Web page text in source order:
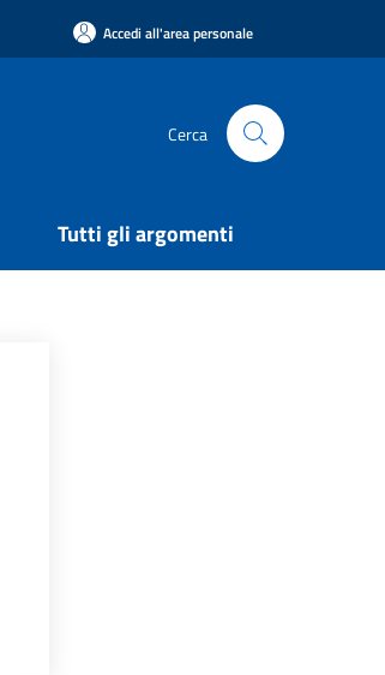
Accedi all'area personale
Cerca
Tutti gli argomenti